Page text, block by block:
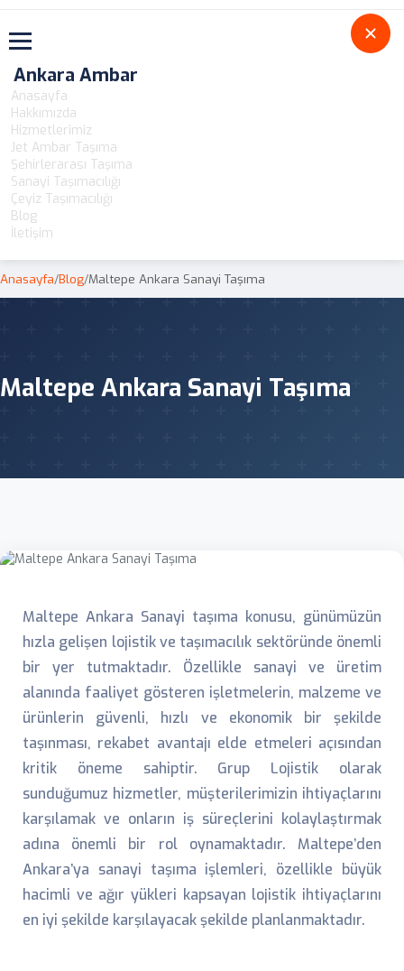
Toggle navigation
Ankara Ambar
Anasayfa
Hakkımızda
Hizmetlerimiz
Jet Ambar Taşıma
Şehirlerarası Taşıma
Sanayi Taşımacılığı
Çeyiz Taşımacılığı
Blog
İletişim
Anasayfa/Blog/Maltepe Ankara Sanayi Taşıma
Maltepe Ankara Sanayi Taşıma
Maltepe Ankara Sanayi taşıma konusu, günümüzün
hızla gelişen lojistik ve taşımacılık sektöründe önemli
bir yer tutmaktadır. Özellikle sanayi ve üretim
alanında faaliyet gösteren işletmelerin, malzeme ve
ürünlerin güvenli, hızlı ve ekonomik bir şekilde
taşınması, rekabet avantajı elde etmeleri açısından
kritik öneme sahiptir. Grup Lojistik olarak
sunduğumuz hizmetler, müşterilerimizin ihtiyaçlarını
karşılamak ve onların iş süreçlerini kolaylaştırmak
adına önemli bir rol oynamaktadır. Maltepe’den
Ankara’ya sanayi taşıma işlemleri, özellikle büyük
hacimli ve ağır yükleri kapsayan lojistik ihtiyaçlarını
en iyi şekilde karşılayacak şekilde planlanmaktadır.